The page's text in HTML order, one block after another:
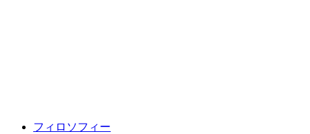
フィロソフィー